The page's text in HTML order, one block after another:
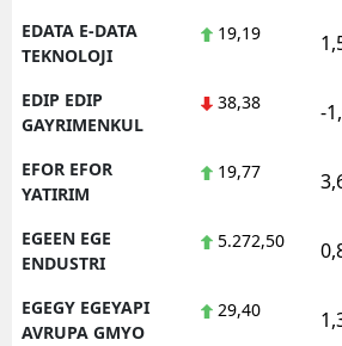
EDATA E-DATA
TEKNOLOJI
19,19
EDIP EDIP
GAYRIMENKUL
38,38 -
EFOR EFOR
YATIRIM
19,77
EGEEN EGE
ENDUSTRI
5.272,50
EGEGY EGEYAPI
AVRUPA GMYO
29,40